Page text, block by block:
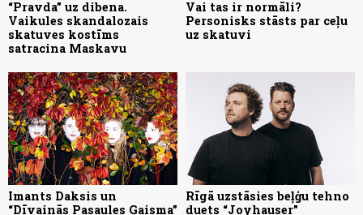
“Pravda” uz dibena.
Vaikules skandalozais
skatuves kostīms
satracina Maskavu
Vai tas ir normāli?
Personisks stāsts par ceļu
uz skatuvi
Imants Daksis un
“Dīvainās Pasaules Gaisma”
Rīgā uzstāsies beļģu tehno
duets “Joyhauser”